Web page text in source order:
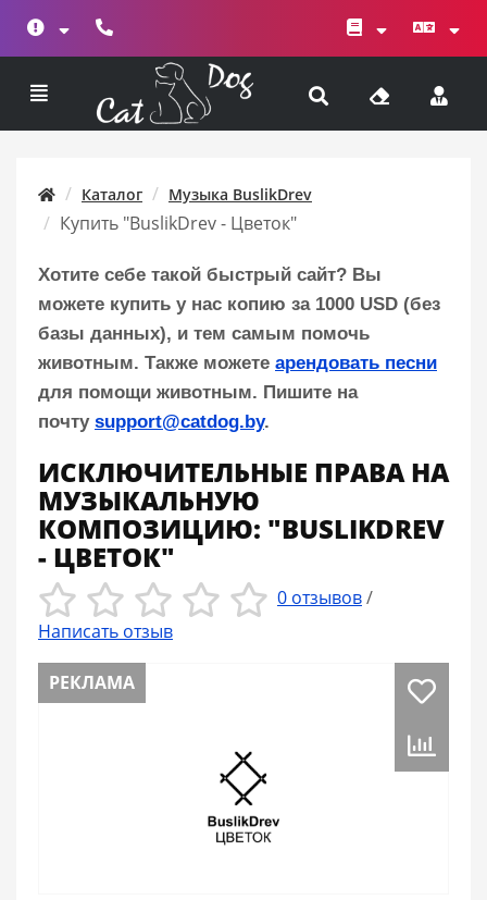
Каталог Музыка BuslikDrev
Купить "BuslikDrev - Цветок"
Хотите себе такой быстрый сайт? Вы
можете купить у нас копию за 1000 USD (без
базы данных), и тем самым помочь
животным. Также можете арендовать песни
для помощи животным. Пишите на
почту support@catdog.by.
ИСКЛЮЧИТЕЛЬНЫЕ ПРАВА НА
МУЗЫКАЛЬНУЮ
КОМПОЗИЦИЮ: "BUSLIKDREV
- ЦВЕТОК"
0 отзывов/
Написать отзыв
РЕКЛАМА